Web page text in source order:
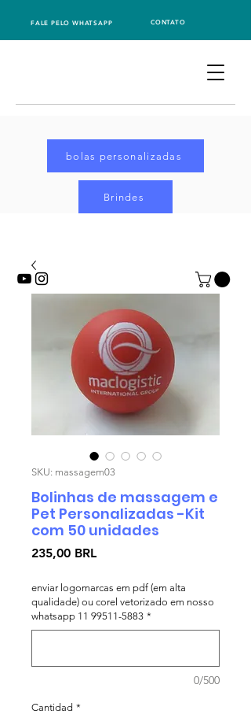
FALE PELO WHATSAPP CONTATO
bolas personalizadas
Brindes
SKU: massagem03
Bolinhas de massagem e
Pet Personalizadas -Kit
com 50 unidades
235,00 BRLPrecio
enviar logomarcas em pdf (em alta
qualidade) ou corel vetorizado em nosso
whatsapp 11 99511-5883 *
0/500
Cantidad *